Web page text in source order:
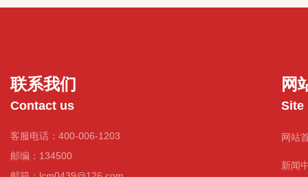
联系我们
Contact us
客服电话：400-006-1203
邮编：134500
网
Site
网站
新闻